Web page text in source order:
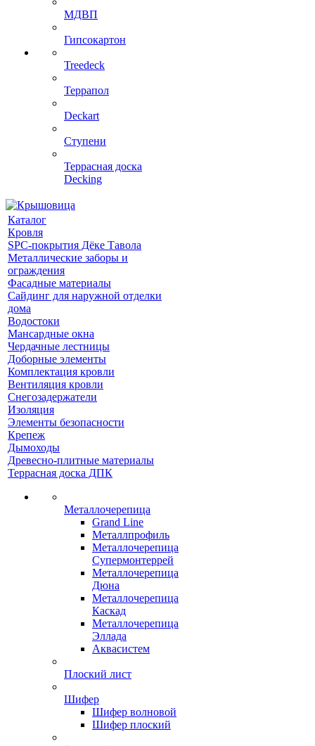
МДВП
Гипсокартон
Treedeck
Террапол
Deckart
Ступени
Террасная доска
Decking
Каталог
Кровля
SPC-покрытия Дёке Тавола
Металлические заборы и
ограждения
Фасадные материалы
Сайдинг для наружной отделки
дома
Водостоки
Мансардные окна
Чердачные лестницы
Доборные элементы
Комплектация кровли
Вентиляция кровли
Снегозадержатели
Изоляция
Элементы безопасности
Крепеж
Дымоходы
Древесно-плитные материалы
Террасная доска ДПК
Металлочерепица
Grand Line
Металлпрофиль
Металлочерепица
Супермонтеррей
Металлочерепица
Дюна
Металлочерепица
Каскад
Металлочерепица
Эллада
Аквасистем
Плоский лист
Шифер
Шифер волновой
Шифер плоский